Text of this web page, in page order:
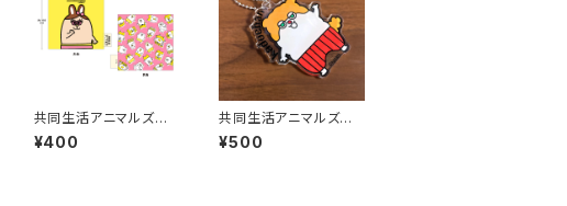
共同生活アニマルズ
布製コースター（はっつ
ん）
¥400
共同生活アニマルズ
アクリルボールチェーン
（かどちゃん）
¥500